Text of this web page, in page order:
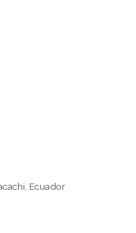
Ecuador